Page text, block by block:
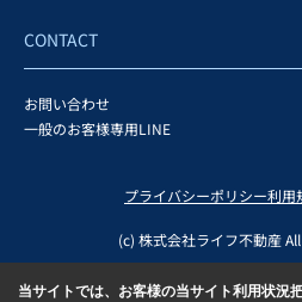
CONTACT
お問い合わせ
一般のお客様専用LINE
プライバシーポリシー利用
(c) 株式会社ライフ不動産
当サイトでは、お客様の当サイト利用状況